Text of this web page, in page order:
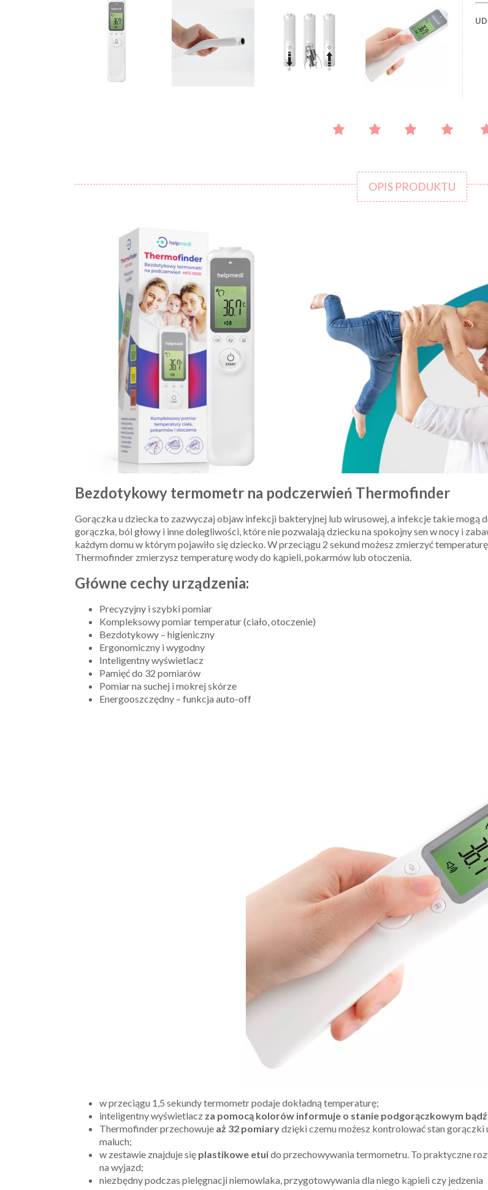
OPIS PRODUKTU
Bezdotykowy termometr na podczerwień Thermofinder
Gorączka u dziecka to zazwyczaj objaw infekcji bakteryjnej lub wirusowej, a infekcje takie mogą
gorączka, ból głowy i inne dolegliwości, które nie pozwalają dziecku na spokojny sen w nocy i
każdym domu w którym pojawiło się dziecko. W przeciągu 2 sekund możesz zmierzyć
Thermofinder zmierzysz temperaturę wody do kąpieli, pokarmów lub otoczenia.
Główne cechy urządzenia:
Precyzyjny i szybki pomiar
Kompleksowy pomiar temperatur (ciało, otoczenie)
Bezdotykowy – higieniczny
Ergonomiczny i wygodny
Inteligentny wyświetlacz
Pamięć do 32 pomiarów
Pomiar na suchej i mokrej skórze
Energooszczędny – funkcja auto-off
w przeciągu 1,5 sekundy termometr podaje dokładną temperaturę;
inteligentny wyświetlacz za pomocą kolorów informuje o stanie podgorączkowym
Thermofinder przechowuje aż 32 pomiarydzięki czemu możesz kontrolować stan
maluch;
w zestawie znajduje się plastikowe etuido przechowywania termometru. To praktyczne
na wyjazd;
niezbędny podczas pielęgnacji niemowlaka, przygotowywania dla niego kąpieli czy jedzenia